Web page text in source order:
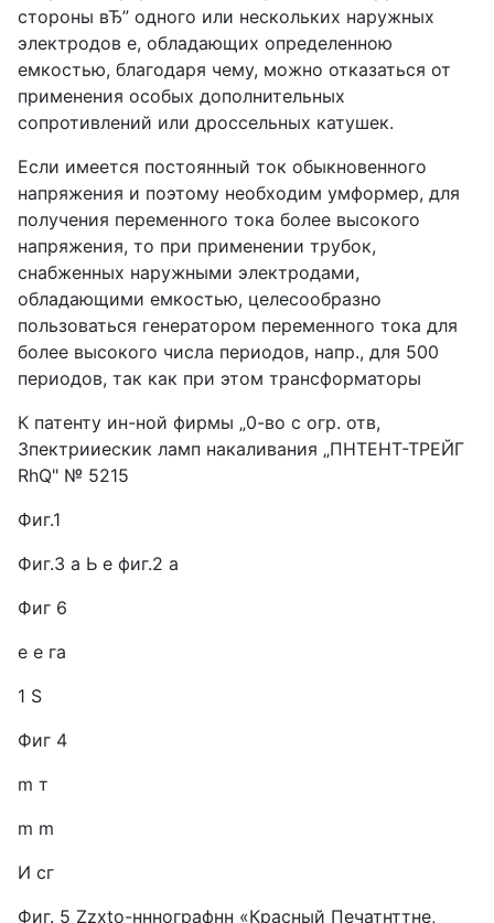
стороны вЂ” одного или нескольких наружных
электродов е, обладающих определенною
емкостью, благодаря чему, можно отказаться от
применения особых дополнительных
сопротивлений или дроссельных катушек.
Если имеется постоянный ток обыкновенного
напряжения и поэтому необходим умформер, для
получения переменного тока более высокого
напряжения, то при применении трубок,
снабженных наружными электродами,
обладающими емкостью, целесообразно
пользоваться генератором переменного тока для
более высокого числа периодов, напр., для 500
периодов, так как при этом трансформаторы
К патенту ин-ной фирмы „0-во с огр. отв,
Зпектрииескик ламп накаливания „ПНТЕНТ-ТРЕЙГ
RhQ" № 5215
Фиг.1
Фиг.3 а Ь е фиг.2 а
Фиг 6
e е га
1 S
Фиг 4
m т
m m
И сг
Фиг. 5 Zzxto-нннографнн «Красный Печатнттне,